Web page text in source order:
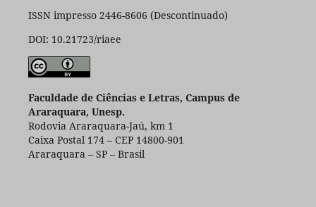
ISSN impresso 2446-8606 (Descontinuado)
DOI: 10.21723/riaee
Faculdade de Ciências e Letras, Campus de
Araraquara, Unesp.
Rodovia Araraquara-Jaú, km 1
Caixa Postal 174 – CEP 14800-901
Araraquara – SP – Brasil